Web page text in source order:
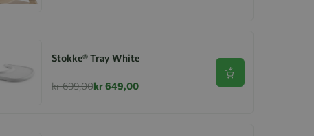
Stokke® Tray White
kr 699,00kr 649,00
Se produkt